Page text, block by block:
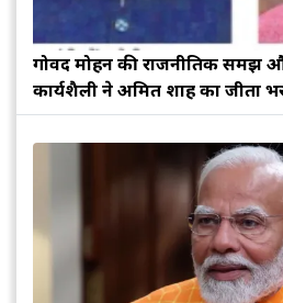
गोविंद मोहन की राजनीतिक समझ
कार्यशैली ने अमित शाह का जीता